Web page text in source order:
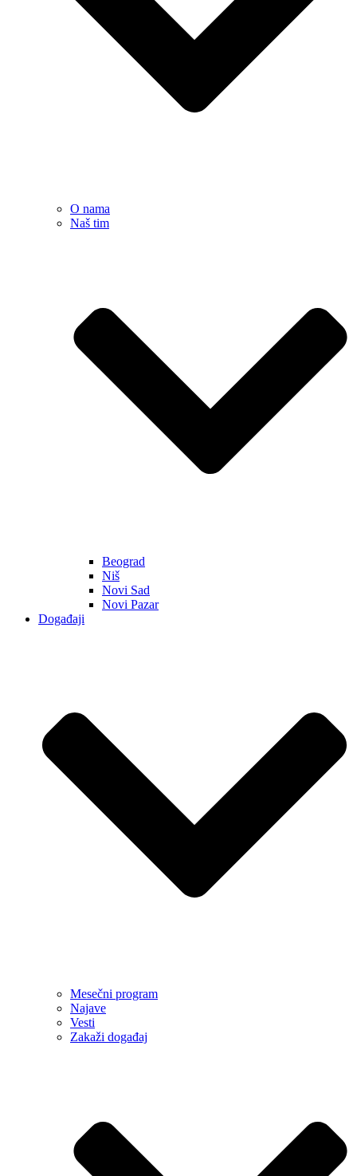
O nama
Naš tim
Beograd
Niš
Novi Sad
Novi Pazar
Događaji
Mesečni program
Najave
Vesti
Zakaži događaj